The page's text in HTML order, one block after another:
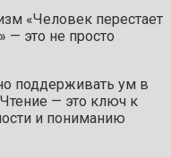
«Человек перестает
— это не просто
поддерживать ум в
Чтение — это ключ к
и пониманию